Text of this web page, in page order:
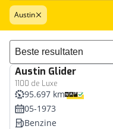
Austin
Sorteer resultaten
Austin Glider
1100 de Luxe
95.697 km
05-1973
Benzine